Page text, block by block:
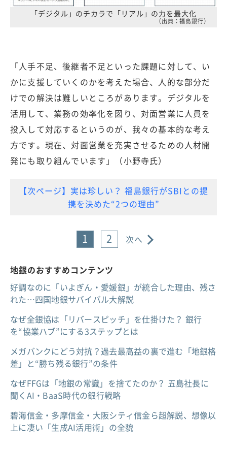
「デジタル」のチカラで「リアル」の力を最大化
（出典：福島銀行）
「人手不足、後継者不足といった課題に対して、い
かに支援していくのかを考えた場合、人的な部分だ
けでの解決は難しいところがあります。デジタルを
活用して、業務の効率化を図り、対面営業に人員を
投入して対応するというのが、我々の基本的な考え
方です。現在、対面営業を充実させるための人材開
発にも取り組んでいます」（小野寺氏）
【次ページ】実は珍しい？ 福島銀行がSBIとの提
携を決めた“2つの理由”
1 2 次へ
地銀のおすすめコンテンツ
好調なのに「いよぎん・愛媛銀」が統合した理由、残さ
れた…四国地銀サバイバル大解説
なぜ全銀協は「リバースピッチ」を仕掛けた？ 銀行
を“協業ハブ”にする3ステップとは
メガバンクにどう対抗？過去最高益の裏で進む「地銀格
差」と“勝ち残る銀行”の条件
なぜFFGは「地銀の常識」を捨てたのか？ 五島社長に
聞くAI・BaaS時代の銀行戦略
碧海信金・多摩信金・大阪シティ信金ら超解説、想像以
上に凄い「生成AI活用術」の全貌